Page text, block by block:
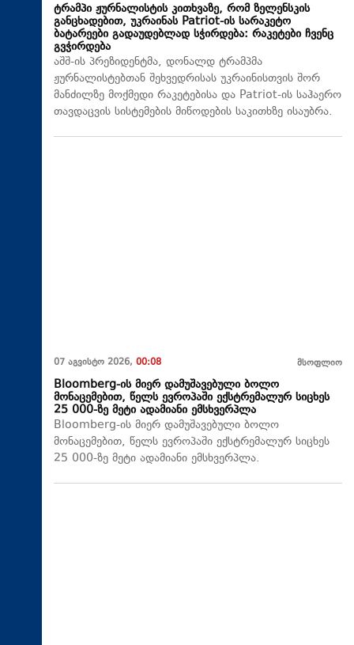
ტრამპი ჟურნალისტის კითხვაზე, რომ ზელენსკის
განცხადებით, უკრაინას Patriot-ის სარაკეტო
ბატარეები გადაუდებლად სჭირდება: რაკეტები ჩვენც
გვჭირდება
აშშ-ის პრეზიდენტმა, დონალდ ტრამპმა
ჟურნალისტებთან შეხვედრისას უკრაინისთვის შორ
მანძილზე მოქმედი რაკეტებისა და Patriot-ის საჰაერო
თავდაცვის სისტემების მიწოდების საკითხზე ისაუბრა.
07 აგვისტო 2026, 00:08 მსოფლიო
Bloomberg-ის მიერ დამუშავებული ბოლო
მონაცემებით, წელს ევროპაში ექსტრემალურ სიცხეს
25 000-ზე მეტი ადამიანი ემსხვერპლა
Bloomberg-ის მიერ დამუშავებული ბოლო
მონაცემებით, წელს ევროპაში ექსტრემალურ სიცხეს
25 000-ზე მეტი ადამიანი ემსხვერპლა.